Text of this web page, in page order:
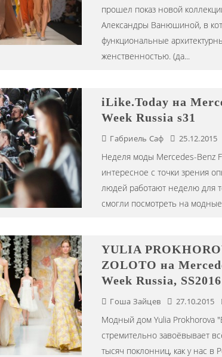
прошел показ новой
Александры Ванюшиной, в
функциональные
женственностью. (да...
iLike.Today на
Week Russia s31
Габриель Саф 25.12.2015
Неделя моды Mercedes-Benz
интересное с точки зрения
людей работают неделю для
смогли посмотреть на
YULIA
ZOLOTO на
Week Russia, SS2016
Гоша Зайцев 27.10.2015
Модный дом Yulia Prokhorova
стремительно завоёвывает
тысяч поклонниц, как у нас в
ЛОРАК (NIKKA LORAK)
ФЕСТИВАЛЯ
АНАНДА 2024 Г.
iLike.Today 15.07.2024
ШКОЛА